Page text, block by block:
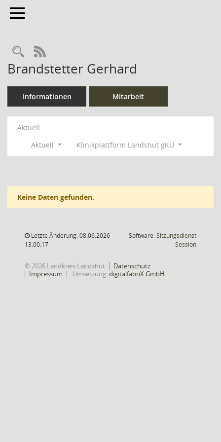
Toggle navigation
Rechercheauswahl
RSS-Feed
Brandstetter Gerhard
Informationen Mitarbeit
Aktuell
Aktuell
Klinikplattform Landshut gKU
Keine Daten gefunden.
Letzte Änderung: 08.06.2026
13:00:17
Software:Sitzungsdienst
Session(Wird in
© 2026 Landkreis Landshut
Datenschutz
Impressum
Umsetzung:digitalfabriX GmbH